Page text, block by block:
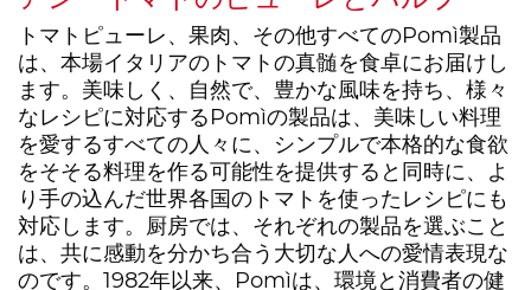
トマトピューレ、果肉、その他すべてのPomì製品
は、本場イタリアのトマトの真髄を食卓にお届けし
ます。美味しく、自然で、豊かな風味を持ち、様々
なレシピに対応するPomìの製品は、美味しい料理
を愛するすべての人々に、シンプルで本格的な食欲
をそそる料理を作る可能性を提供すると同時に、よ
り手の込んだ世界各国のトマトを使ったレシピにも
対応します。厨房では、それぞれの製品を選ぶこと
は、共に感動を分かち合う大切な人への愛情表現な
のです。1982年以来、Pomìは、環境と消費者の健